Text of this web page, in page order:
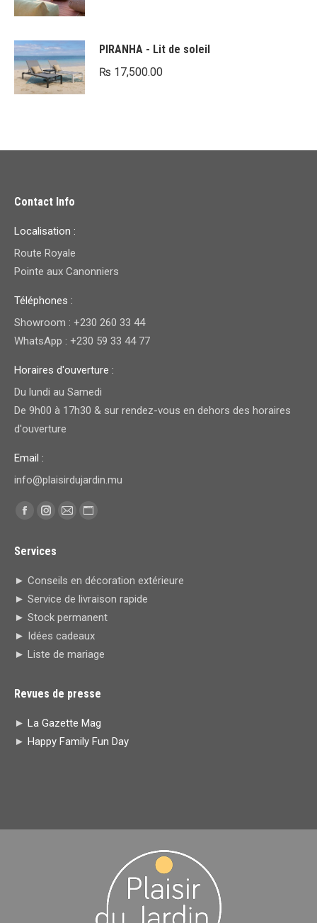
PIRANHA - Lit de soleil
₨ 17,500.00
Contact Info
Localisation :
Route Royale
Pointe aux Canonniers
Téléphones :
Showroom : +230 260 33 44
WhatsApp : +230 59 33 44 77
Horaires d'ouverture :
Du lundi au Samedi
De 9h00 à 17h30 & sur rendez-vous en dehors des horaires
d'ouverture
Email :
info@plaisirdujardin.mu
Trouvez nous sur :
Facebook
opens
in
new
window
Instagram
opens
new
window
E-
opens
in
window
Site
opens
Services
► Conseils en décoration extérieure
► Service de livraison rapide
► Stock permanent
► Idées cadeaux
► Liste de mariage
Revues de presse
► La Gazette Mag
► Happy Family Fun Day